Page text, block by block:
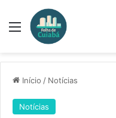
Menu
Início / Notícias
Notícias